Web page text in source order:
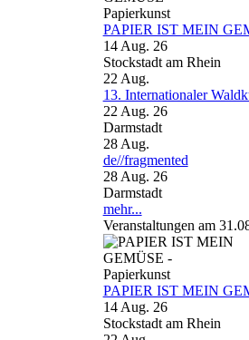
PAPIER IST MEIN
14 Aug. 26
Stockstadt am Rhein
22 Aug.
13. Internationaler
22 Aug. 26
Darmstadt
28 Aug.
de//fragmented
28 Aug. 26
Darmstadt
mehr...
Veranstaltungen am
PAPIER IST MEIN
14 Aug. 26
Stockstadt am Rhein